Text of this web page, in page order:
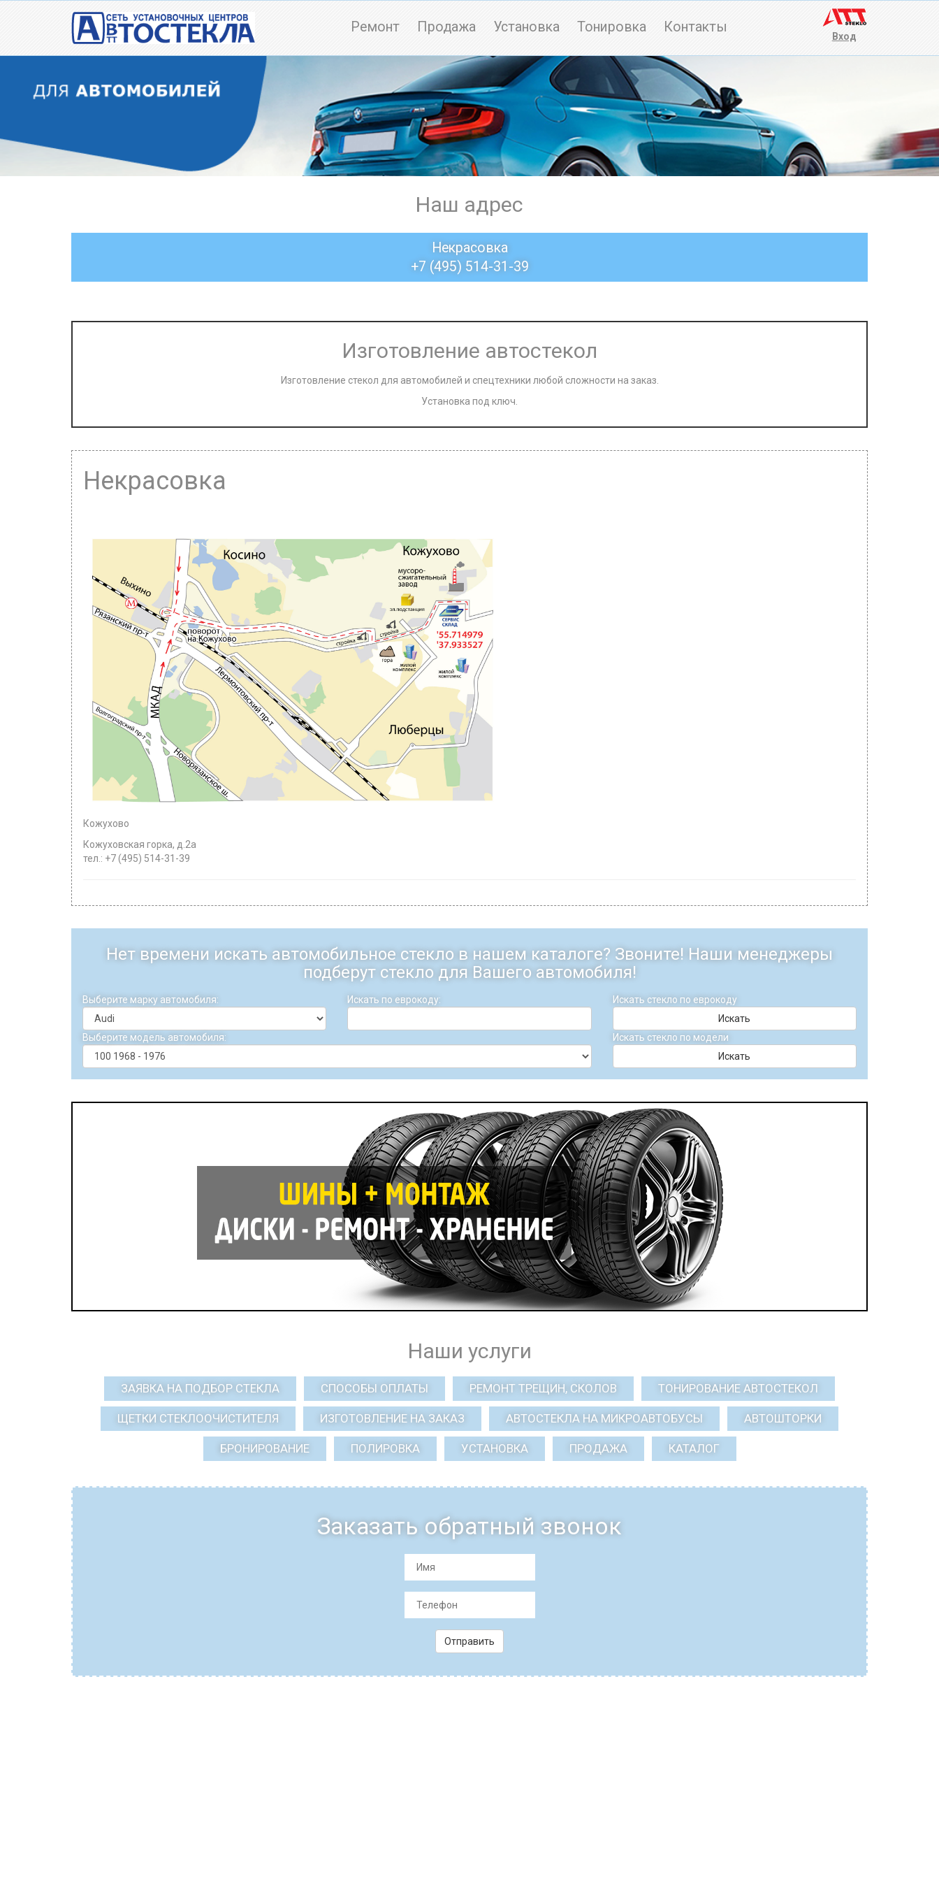
Вход
Ремонт Продажа Установка Тонировка Контакты
Наш адрес
Некрасовка
+7 (495) 514-31-39
Изготовление автостекол
Изготовление стекол для автомобилей и спецтехники любой сложности на заказ.
Установка под ключ.
Некрасовка
Кожухово
Кожуховская горка, д.2а
тел.: +7 (495) 514-31-39
Нет времени искать автомобильное стекло в нашем каталоге? Звоните! Наши менеджеры
подберут стекло для Вашего автомобиля!
Выберите марку автомобиля: Искать по еврокоду:
Искать стекло по еврокоду
Искать
Выберите модель автомобиля:
Искать стекло по модели
Искать
Наши услуги
ЗАЯВКА НА ПОДБОР СТЕКЛА СПОСОБЫ ОПЛАТЫ РЕМОНТ ТРЕЩИН, СКОЛОВ ТОНИРОВАНИЕ АВТОСТЕКОЛ
ЩЕТКИ СТЕКЛООЧИСТИТЕЛЯ ИЗГОТОВЛЕНИЕ НА ЗАКАЗ АВТОСТЕКЛА НА МИКРОАВТОБУСЫ АВТОШТОРКИ
БРОНИРОВАНИЕ ПОЛИРОВКА УСТАНОВКА ПРОДАЖА КАТАЛОГ
Заказать обратный звонок
Отправить